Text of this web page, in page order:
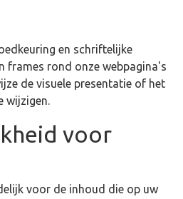
en schriftelijke
frames rond onze webpagina's
de visuele presentatie of het
wijzigen.
voor
voor de inhoud die op uw